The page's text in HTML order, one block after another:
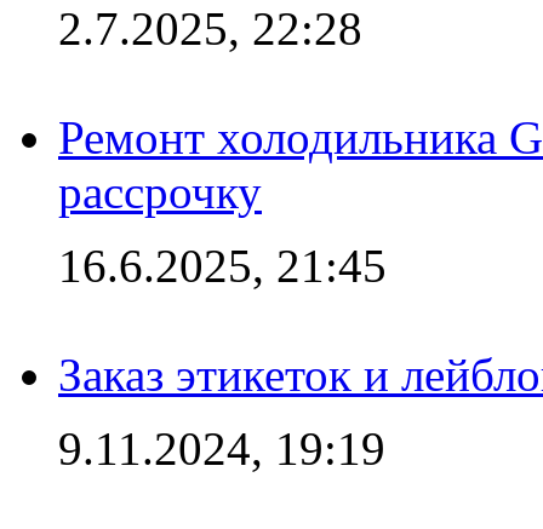
2.7.2025, 22:28
Ремонт холодильника
рассрочку
16.6.2025, 21:45
Заказ этикеток и
9.11.2024, 19:19